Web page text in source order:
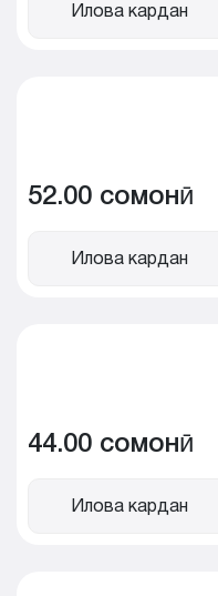
Илова кардан
52.00 сомонӣ
Илова кардан
44.00 сомонӣ
Илова кардан